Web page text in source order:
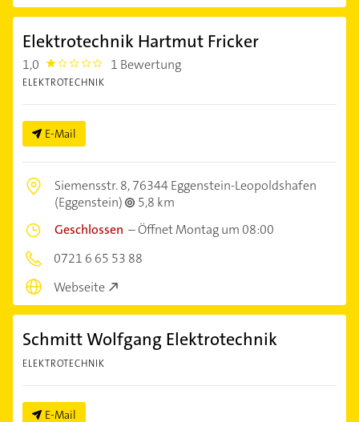
Elektrotechnik Hartmut Fricker
1,0 1.0 1 Bewertung
ELEKTROTECHNIK
E-Mail
Siemensstr. 8,76344 Eggenstein-Leopoldshafen
(Eggenstein)
5,8 km
Geschlossen –Öffnet Montag um 08:00
0721 6 65 53 88
Webseite
Schmitt Wolfgang Elektrotechnik
ELEKTROTECHNIK
E-Mail